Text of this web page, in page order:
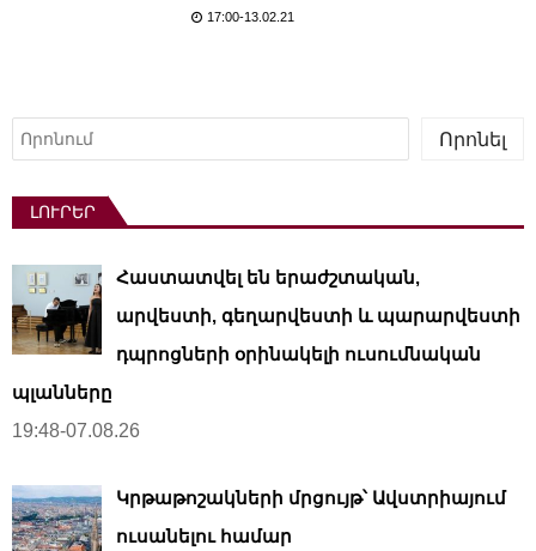
17:00-13.02.21
Որոնել
Որոնել
ԼՈՒՐԵՐ
Հաստատվել են երաժշտական,
արվեստի, գեղարվեստի և պարարվեստի
դպրոցների օրինակելի ուսումնական
պլանները
19:48-07.08.26
Կրթաթոշակների մրցույթ՝ Ավստրիայում
ուսանելու համար